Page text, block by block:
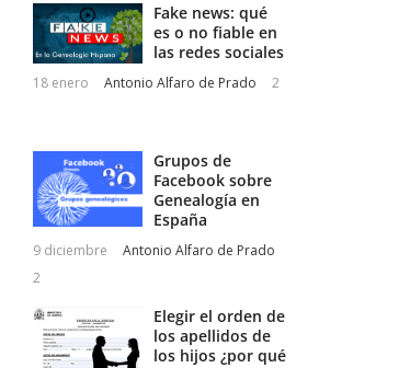
Fake news: qué
es o no fiable en
las redes sociales
18 enero Antonio Alfaro de Prado 2
Grupos de
Facebook sobre
Genealogía en
España
9 diciembre
Antonio Alfaro de Prado
2
Elegir el orden de
los apellidos de
los hijos ¿por qué